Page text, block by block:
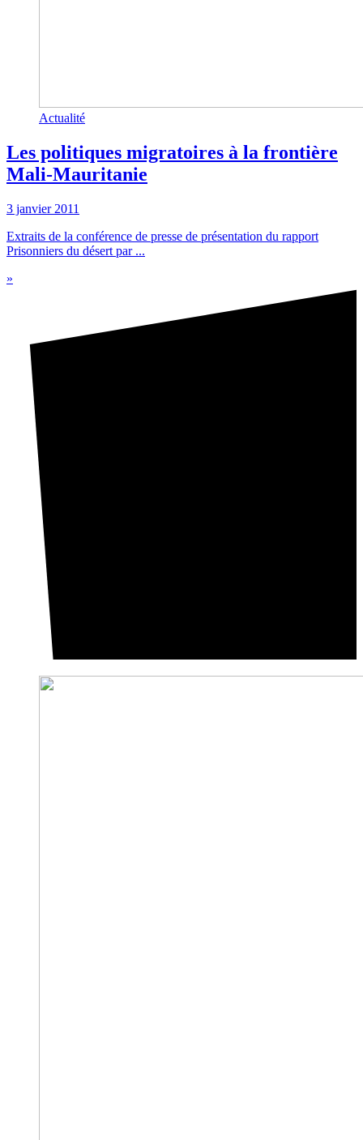
Actualité
Les politiques migratoires à la frontière
Mali-Mauritanie
3 janvier 2011
Extraits de la conférence de presse de présentation du rapport
Prisonniers du désert par ...
»